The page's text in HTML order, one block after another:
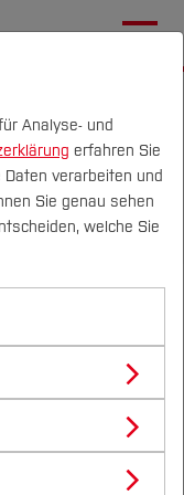
Quicklinks
Analyse- und
erfahren Sie
verarbeiten und
Sie genau sehen
welche Sie